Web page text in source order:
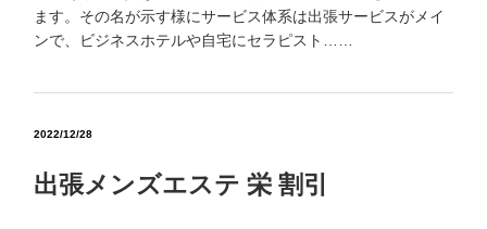
ます。その名が示す様にサービス体系は出張サービスがメイ
ンで、ビジネスホテルや自宅にセラピスト……
2022/12/28
出張メンズエステ 栄 割引